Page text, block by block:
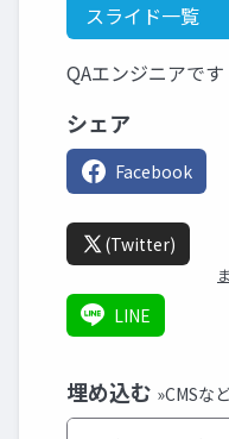
スライド一覧
QAエンジニアです
シェア
Facebook
(Twitter)
LINE
埋め込む »CMSな